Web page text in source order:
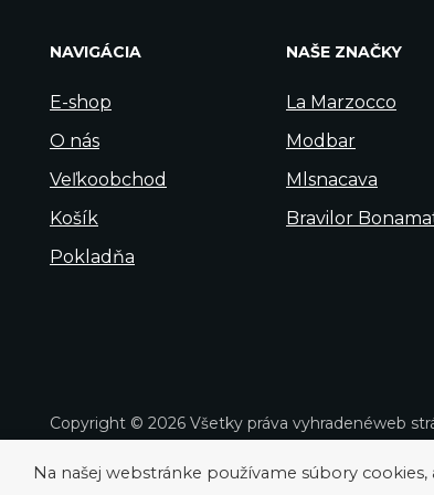
NAVIGÁCIA
E-shop
O nás
Veľkoobchod
Košík
Pokladňa
NAŠE ZNAČKY
La Marzocco
Modbar
Mlsnacava
Bravilor
Copyright © 2026 Všetky práva vyhradenéweb
Na našej webstránke používame súbory